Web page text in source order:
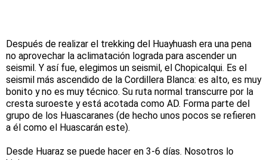
Después de realizar el trekking del Huayhuash era una pena
no aprovechar la aclimatación lograda para ascender un
seismil. Y así fue, elegimos un seismil, el Chopicalqui. Es el
seismil más ascendido de la Cordillera Blanca: es alto, es muy
bonito y no es muy técnico. Su ruta normal transcurre por la
cresta suroeste y está acotada como AD. Forma parte del
grupo de los Huascaranes (de hecho unos pocos se refieren
a él como el Huascarán este).
Desde Huaraz se puede hacer en 3-6 días. Nosotros lo